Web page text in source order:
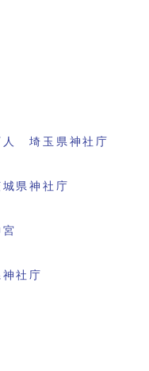
人 埼玉県神社庁
県神社庁
社庁